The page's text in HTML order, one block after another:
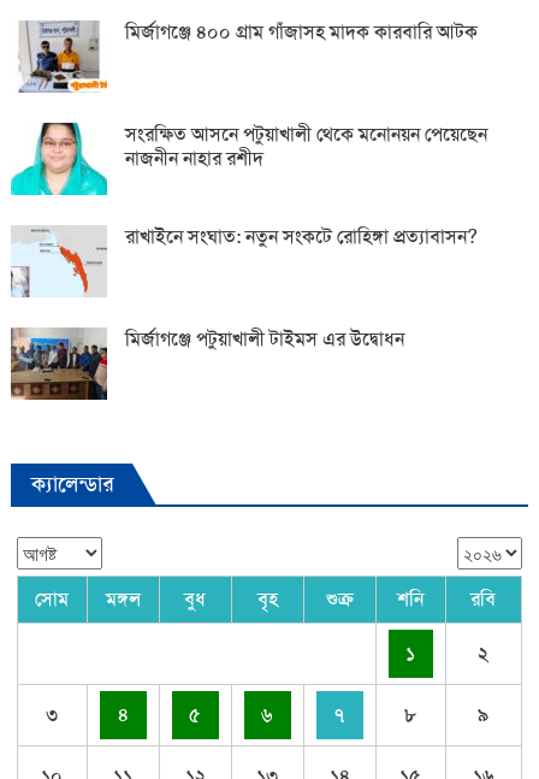
মির্জাগঞ্জে ৪০০ গ্রাম গাঁজাসহ মাদক কারবারি আটক
সংরক্ষিত আসনে পটুয়াখালী থেকে মনোনয়ন পেয়েছেন
নাজনীন নাহার রশীদ
রাখাইনে সংঘাত: নতুন সংকটে রোহিঙ্গা প্রত্যাবাসন?
মির্জাগঞ্জে পটুয়াখালী টাইমস এর উদ্বোধন
ক্যালেন্ডার
সোম মঙ্গল বুধ বৃহ শুক্র শনি রবি
১ ২
৩ ৪ ৫ ৬ ৭ ৮ ৯